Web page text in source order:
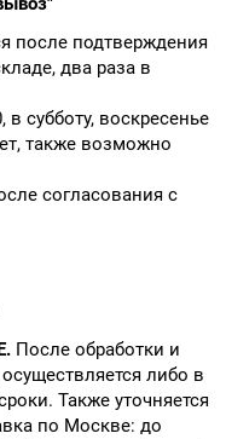
после подтверждения
два раза в
субботу, воскресенье
также возможно
согласования с
После обработки и
либо в
Также уточняется
по Москве: до